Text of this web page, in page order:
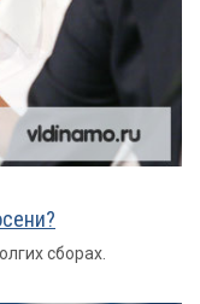
сборах.